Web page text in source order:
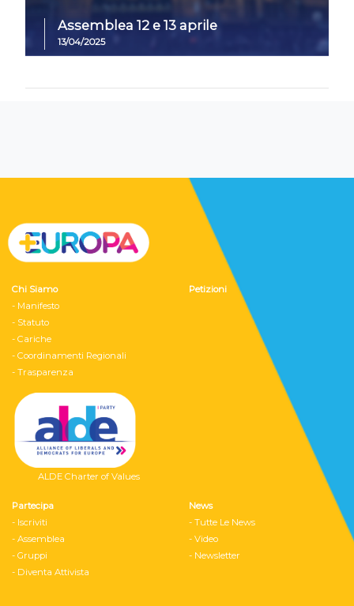
Assemblea 12 e 13 aprile
13/04/2025
Chi Siamo
- Manifesto
- Statuto
- Cariche
- Coordinamenti Regionali
- Trasparenza
ALDE Charter of Values
Petizioni
Partecipa
- Iscriviti
- Assemblea
- Gruppi
- Diventa Attivista
News
- Tutte Le News
- Video
- Newsletter